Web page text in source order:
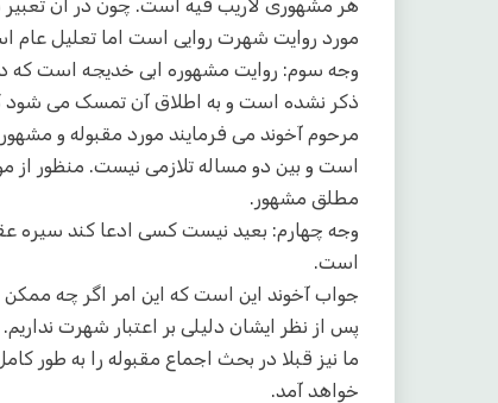
هر مشهوری لاریب فیه است. چون در آن
مورد روایت شهرت روایی است اما تعلیل عام
وجه سوم: روایت مشهوره ابی خدیجه است که
ذکر نشده است و به اطلاق آن تمسک می
مرحوم آخوند می فرمایند مورد مقبوله و
است و بین دو مساله تلازمی نیست. منظور
مطلق مشهور.
وجه چهارم: بعید نیست کسی ادعا کند
است.
جواب آخوند این است که این امر اگر چه ممکن
پس از نظر ایشان دلیلی بر اعتبار شهرت نداریم.
ما نیز قبلا در بحث اجماع مقبوله را به
خواهد آمد.